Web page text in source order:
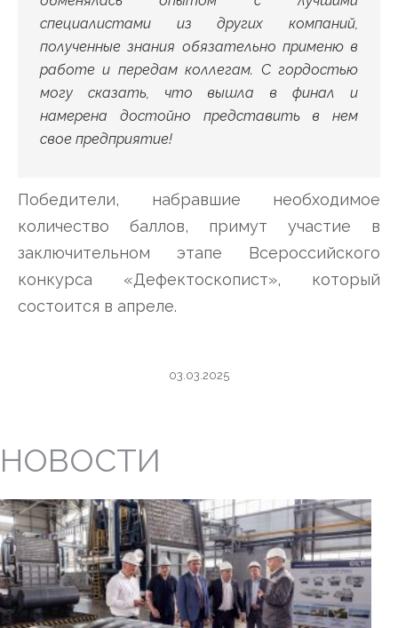
специалистами из других компаний,
полученные знания обязательно применю в
работе и передам коллегам. С гордостью
могу сказать, что вышла в финал и
намерена достойно представить в нем
свое предприятие!
Победители, набравшие необходимое
количество баллов, примут участие в
заключительном этапе Всероссийского
конкурса «Дефектоскопист», который
состоится в апреле.
03.03.2025
НОВОСТИ